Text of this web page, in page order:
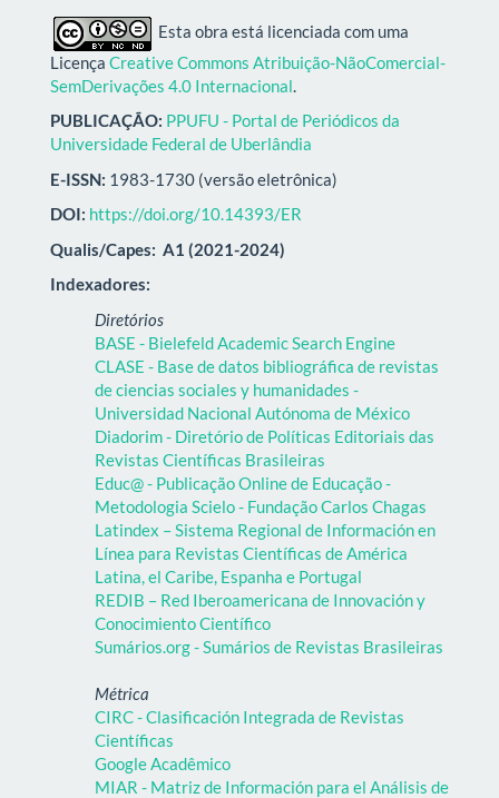
Esta obra está licenciada com uma
Licença Creative Commons Atribuição-NãoComercial-
SemDerivações 4.0 Internacional.
PUBLICAÇÃO: PPUFU - Portal de Periódicos da
Universidade Federal de Uberlândia
E-ISSN: 1983-1730 (versão eletrônica)
DOI: https://doi.org/10.14393/ER
Qualis/Capes: A1 (2021-2024)
Indexadores:
Diretórios
BASE - Bielefeld Academic Search Engine
CLASE - Base de datos bibliográfica de revistas
de ciencias sociales y humanidades -
Universidad Nacional Autónoma de México
Diadorim - Diretório de Políticas Editoriais das
Revistas Científicas Brasileiras
Educ@ - Publicação Online de Educação -
Metodologia Scielo - Fundação Carlos Chagas
Latindex – Sistema Regional de Información en
Línea para Revistas Científicas de América
Latina, el Caribe, Espanha e Portugal
REDIB – Red Iberoamericana de Innovación y
Conocimiento Científico
Sumários.org - Sumários de Revistas Brasileiras
Métrica
CIRC - Clasificación Integrada de Revistas
Científicas
Google Acadêmico
MIAR - Matriz de Información para el Análisis de